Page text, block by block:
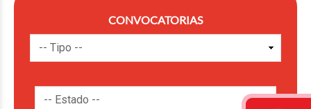
CONVOCATORIAS